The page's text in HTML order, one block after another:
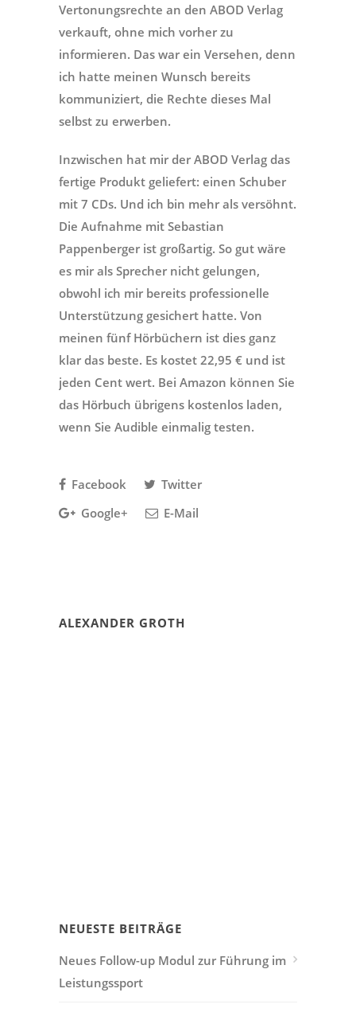
Vertonungsrechte an den ABOD Verlag
verkauft, ohne mich vorher zu
informieren. Das war ein Versehen, denn
ich hatte meinen Wunsch bereits
kommuniziert, die Rechte dieses Mal
selbst zu erwerben.
Inzwischen hat mir der ABOD Verlag das
fertige Produkt geliefert: einen Schuber
mit 7 CDs. Und ich bin mehr als versöhnt.
Die Aufnahme mit Sebastian
Pappenberger ist großartig. So gut wäre
es mir als Sprecher nicht gelungen,
obwohl ich mir bereits professionelle
Unterstützung gesichert hatte. Von
meinen fünf Hörbüchern ist dies ganz
klar das beste. Es kostet 22,95 € und ist
jeden Cent wert. Bei Amazon können Sie
das Hörbuch übrigens kostenlos laden,
wenn Sie Audible einmalig testen.
Facebook
Twitter
Google+
E-Mail
ALEXANDER GROTH
NEUESTE BEITRÄGE
Neues Follow-up Modul zur Führung im
Leistungssport